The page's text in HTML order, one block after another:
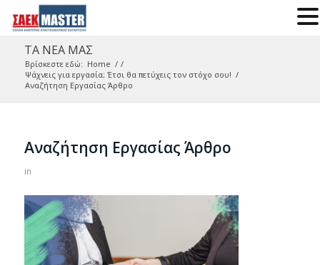
ΤΑ ΝΕΑ ΜΑΣ
Βρίσκεστε εδώ: Home / /
Ψάχνεις για εργασία; Έτσι θα πετύχεις τον στόχο σου! /
Αναζήτηση Εργασίας Άρθρο
Αναζήτηση Εργασίας Άρθρο
in